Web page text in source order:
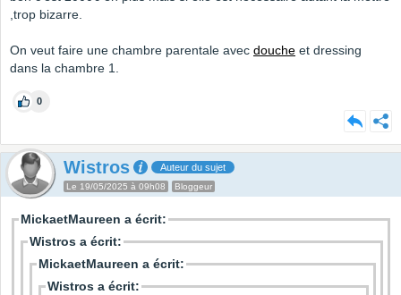
,trop bizarre.
On veut faire une chambre parentale avec douche et dressing
dans la chambre 1.
0
Wistros Auteur du sujet
Le 19/05/2025 à 09h08 Bloggeur
MickaetMaureen a écrit:
Wistros a écrit:
MickaetMaureen a écrit:
Wistros a écrit: